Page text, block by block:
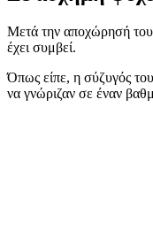
Μετά την αποχώρησή του
έχει συμβεί.
Όπως είπε, η σύζυγός
να γνώριζαν σε έναν